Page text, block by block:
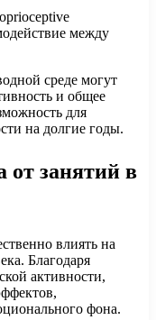
между
среде могут
и общее
для
на долгие годы.
от занятий в
влиять на
Благодаря
активности,
фона.